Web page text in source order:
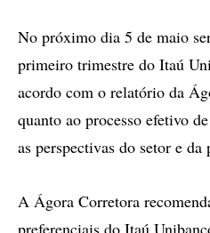
No próximo dia 5 de maio
primeiro trimestre do Itaú
acordo com o relatório da
quanto ao processo efetivo
as perspectivas do setor e
A Ágora Corretora
preferenciais do Itaú